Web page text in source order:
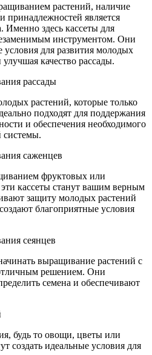
растений, наличие
принадлежностей является
здесь кассеты для
инструментом. Они
для развития молодых
качество рассады.
рассады
растений, которые только
подходят для поддержания
и обеспечения необходимого
системы.
саженцев
фруктовых или
кассеты станут вашим верным
защиту молодых растений
благоприятные условия
сеянцев
выращивание растений с
решением. Они
семена и обеспечивают
будь то овощи, цветы или
создать идеальные условия для